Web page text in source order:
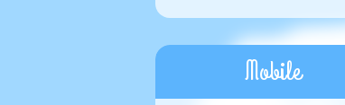
Mobile